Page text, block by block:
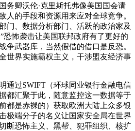
务卿沃伦·克里斯托弗像美国国会请
人的手段和资源用来应对全球竞争。
门、数据分析部门、活跃的政治家及
恐怖袭击让美国联邦政府有了更好的
争武器库，当然假借的借口是反恐。
世界实施霸权主义，干涉盟友经济事
通过SWIFT（环球同业银行金融电信
都汇聚于此，随意监控这一数据等于
都是赤裸的）获取欧洲大陆上众多银
极端分子的名义让国家安全局在世界
断恐怖主义、黑帮、犯罪组织、核扩